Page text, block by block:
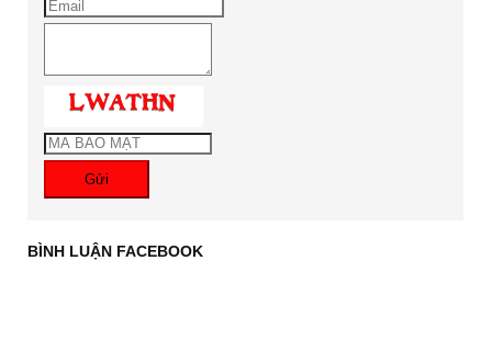
Gửi
BÌNH LUẬN FACEBOOK